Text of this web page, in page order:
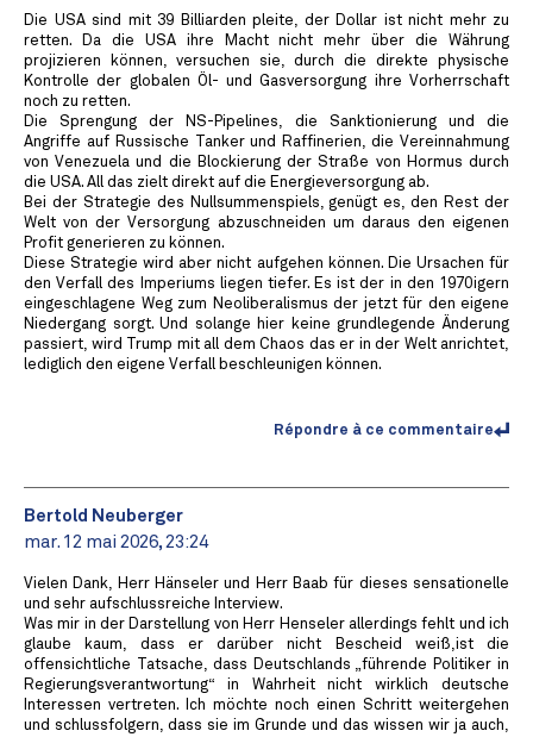
Die USA sind mit 39 Billiarden pleite, der Dollar ist nicht mehr zu
retten. Da die USA ihre Macht nicht mehr über die Währung
projizieren können, versuchen sie, durch die direkte physische
Kontrolle der globalen Öl- und Gasversorgung ihre Vorherrschaft
noch zu retten.
Die Sprengung der NS-Pipelines, die Sanktionierung und die
Angriffe auf Russische Tanker und Raffinerien, die Vereinnahmung
von Venezuela und die Blockierung der Straße von Hormus durch
die USA. All das zielt direkt auf die Energieversorgung ab.
Bei der Strategie des Nullsummenspiels, genügt es, den Rest der
Welt von der Versorgung abzuschneiden um daraus den eigenen
Profit generieren zu können.
Diese Strategie wird aber nicht aufgehen können. Die Ursachen für
den Verfall des Imperiums liegen tiefer. Es ist der in den 1970igern
eingeschlagene Weg zum Neoliberalismus der jetzt für den eigene
Niedergang sorgt. Und solange hier keine grundlegende Änderung
passiert, wird Trump mit all dem Chaos das er in der Welt anrichtet,
lediglich den eigene Verfall beschleunigen können.
Répondre à ce commentaire
Bertold Neuberger
mar. 12 mai 2026, 23:24
Vielen Dank, Herr Hänseler und Herr Baab für dieses sensationelle
und sehr aufschlussreiche Interview.
Was mir in der Darstellung von Herr Henseler allerdings fehlt und ich
glaube kaum, dass er darüber nicht Bescheid weiß,ist die
offensichtliche Tatsache, dass Deutschlands „führende Politiker in
Regierungsverantwortung“ in Wahrheit nicht wirklich deutsche
Interessen vertreten. Ich möchte noch einen Schritt weitergehen
und schlussfolgern, dass sie im Grunde und das wissen wir ja auch,